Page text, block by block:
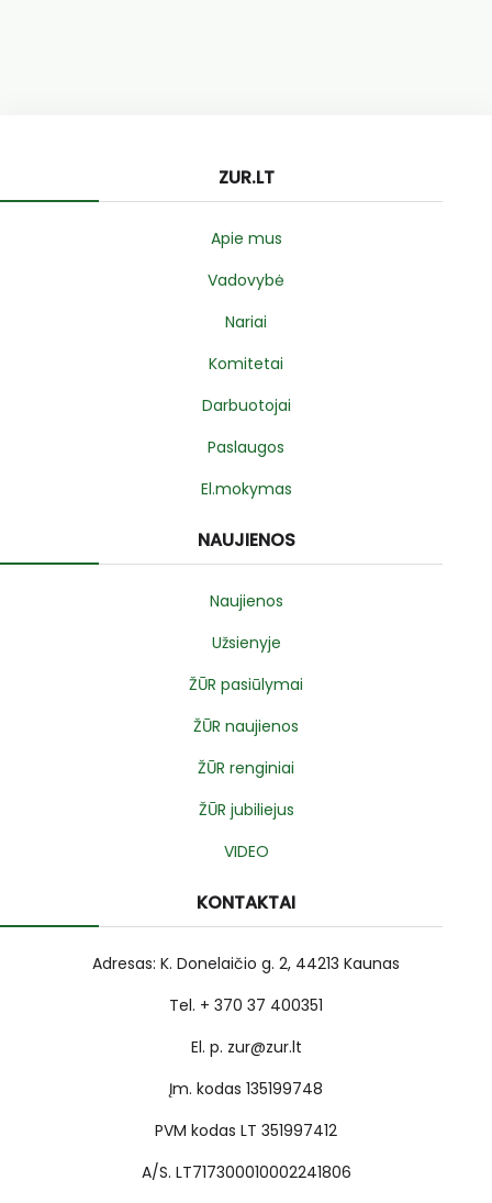
ZUR.LT
Apie mus
Vadovybė
Nariai
Komitetai
Darbuotojai
Paslaugos
El.mokymas
NAUJIENOS
Naujienos
Užsienyje
ŽŪR pasiūlymai
ŽŪR naujienos
ŽŪR renginiai
ŽŪR jubiliejus
VIDEO
KONTAKTAI
Adresas: K. Donelaičio g. 2, 44213 Kaunas
Tel. + 370 37 400351
El. p. zur@zur.lt
Įm. kodas 135199748
PVM kodas LT 351997412
A/S. LT717300010002241806